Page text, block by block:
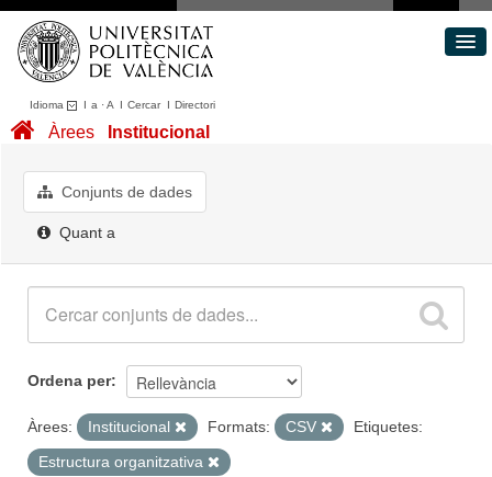
Idioma I a ·A I CercarI Directori
Conjunts de dades
Quant a
Àrees Institucional
Conjunts de dades
Quant a
Ordena per
Àrees: Institucional Formats: CSV
Etiquetes:
Estructura organitzativa